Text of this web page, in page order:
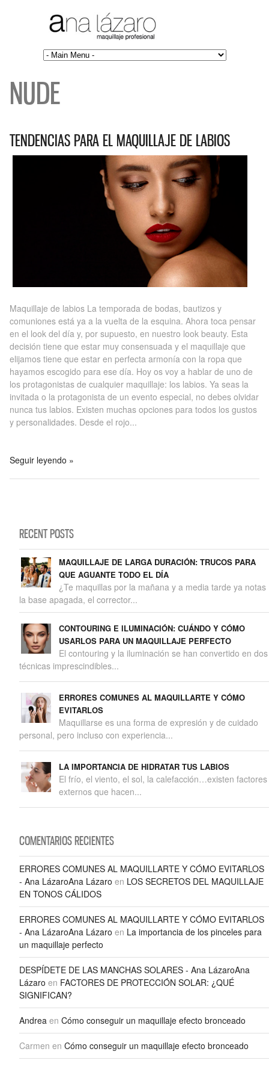
NUDE
TENDENCIAS PARA EL MAQUILLAJE DE LABIOS
Maquillaje de labios La temporada de bodas, bautizos y
comuniones está ya a la vuelta de la esquina. Ahora toca pensar
en el look del día y, por supuesto, en nuestro look beauty. Esta
decisión tiene que estar muy consensuada y el maquillaje que
elijamos tiene que estar en perfecta armonía con la ropa que
hayamos escogido para ese día. Hoy os voy a hablar de uno de
los protagonistas de cualquier maquillaje: los labios. Ya seas la
invitada o la protagonista de un evento especial, no debes olvidar
nunca tus labios. Existen muchas opciones para todos los gustos
y personalidades. Desde el rojo...
Seguir leyendo »
RECENT POSTS
MAQUILLAJE DE LARGA DURACIÓN: TRUCOS PARA
QUE AGUANTE TODO EL DÍA
¿Te maquillas por la mañana y a media tarde ya notas
la base apagada, el corrector...
CONTOURING E ILUMINACIÓN: CUÁNDO Y CÓMO
USARLOS PARA UN MAQUILLAJE PERFECTO
El contouring y la iluminación se han convertido en dos
técnicas imprescindibles...
ERRORES COMUNES AL MAQUILLARTE Y CÓMO
EVITARLOS
Maquillarse es una forma de expresión y de cuidado
personal, pero incluso con experiencia...
LA IMPORTANCIA DE HIDRATAR TUS LABIOS
El frío, el viento, el sol, la calefacción…existen factores
externos que hacen...
COMENTARIOS RECIENTES
ERRORES COMUNES AL MAQUILLARTE Y CÓMO EVITARLOS
- Ana LázaroAna Lázaro en LOS SECRETOS DEL MAQUILLAJE
EN TONOS CÁLIDOS
ERRORES COMUNES AL MAQUILLARTE Y CÓMO EVITARLOS
- Ana LázaroAna Lázaro en La importancia de los pinceles para
un maquillaje perfecto
DESPÍDETE DE LAS MANCHAS SOLARES - Ana LázaroAna
Lázaro en FACTORES DE PROTECCIÓN SOLAR: ¿QUÉ
SIGNIFICAN?
Andrea en Cómo conseguir un maquillaje efecto bronceado
Carmen en Cómo conseguir un maquillaje efecto bronceado